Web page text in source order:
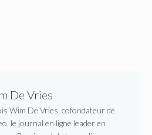
De Vries
Wim De Vries, cofondateur de
le journal en ligne leader en